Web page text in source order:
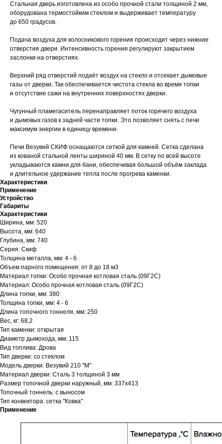
Стальная дверь изготовлена из особо прочной стали толщиной 2 мм,
оборудована термостойким стеклом и выдерживает температуру
до 650 градусов.
Подача воздуха для колосникового горения происходит через нижние
отверстия двери. Интенсивность горения регулируют закрытием
заслонки на отверстиях.
Верхний ряд отверстий подаёт воздух на стекло и отсекает дымовые
газы от дверки. Так обеспечивается чистота стекла во время топки
и отсутствие сажи на внутренних поверхностях дверки.
Чугунный пламегаситель перенаправляет поток горячего воздуха
и дымовых газов к задней части топки. Это позволяет снять с печи
максимум энергии в единицу времени.
Печи Везувий СКИФ оснащаются сеткой для камней. Сетка сделана
из кованой стальной ленты шириной 40 мм. В сетку по всей высоте
укладываются камни для бани, обеспечивая большой объём заклада
и длительное удержание тепла после прогрева каменки.
Характеристики
Применение
Устройство
Габариты
Характеристики
Ширина, мм: 520
Высота, мм: 640
Глубина, мм: 740
Серия: Скиф
Толщина металла, мм: 4 - 6
Объем парного помещения: от 8 до 18 м3
Материал топки: Особо прочная котловая сталь (09Г2С)
Материал: Особо прочная котловая сталь (09Г2С)
Длина топки, мм: 380
Толщина топки, мм: 4 - 6
Длина топочного тоннеля, мм: 250
Вес, кг: 68,2
Тип каменки: открытая
Диаметр дымохода, мм: 115
Вид топлива: Дрова
Тип дверки: со стеклом
Модель дверки: Везувий 210 "М"
Материал дверки: Сталь 3 толщиной 3 мм
Размер топочной дверки наружный, мм: 337x413
Топочный тоннель: с выносом
Тип конвектора: cетка "Ковка"
Применение